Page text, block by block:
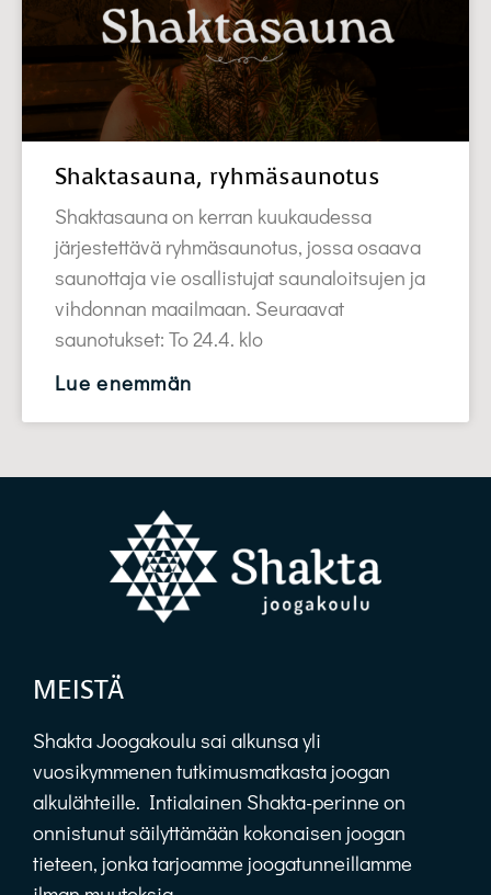
Shaktasauna, ryhmäsaunotus
Shaktasauna on kerran kuukaudessa
järjestettävä ryhmäsaunotus, jossa osaava
saunottaja vie osallistujat saunaloitsujen ja
vihdonnan maailmaan. Seuraavat
saunotukset: To 24.4. klo
Lue enemmän
MEISTÄ
Shakta Joogakoulu sai alkunsa yli
vuosikymmenen tutkimusmatkasta joogan
alkulähteille. Intialainen Shakta-perinne on
onnistunut säilyttämään kokonaisen joogan
tieteen, jonka tarjoamme joogatunneillamme